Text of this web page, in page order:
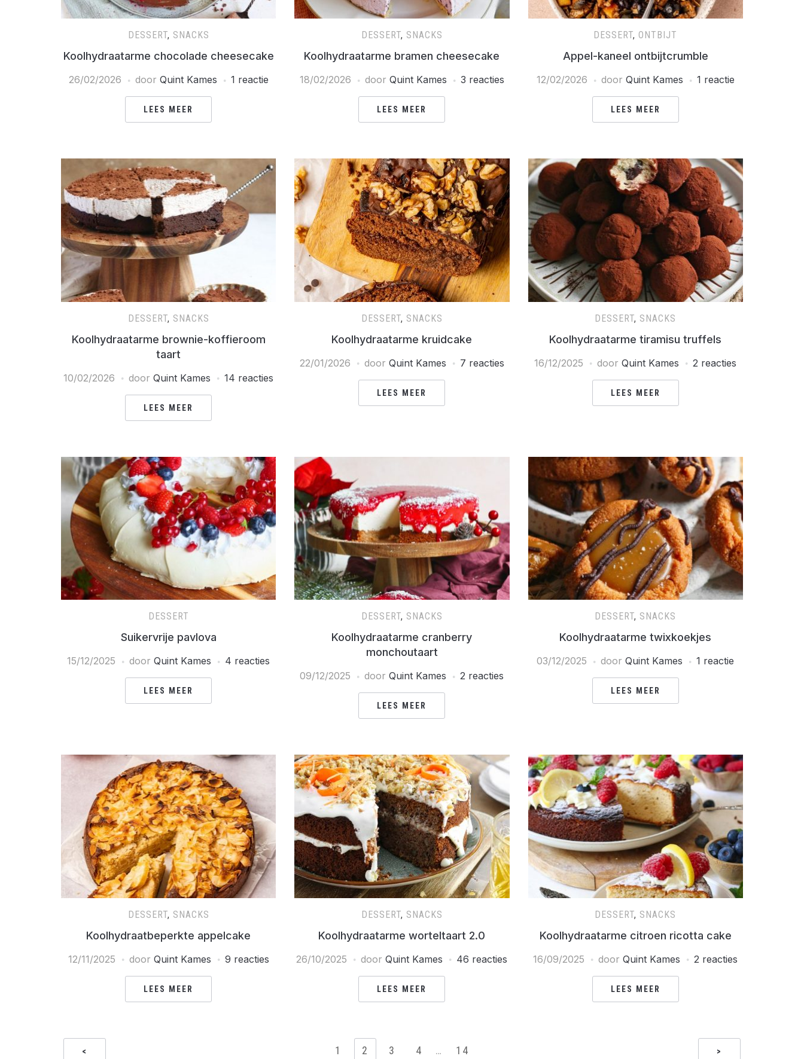
DESSERT, SNACKS
Koolhydraatarme chocolade cheesecake
26/02/2026 door Quint Kames 1 reactie
LEES MEER
DESSERT, SNACKS
Koolhydraatarme bramen cheesecake
18/02/2026 door Quint Kames 3 reacties
LEES MEER
DESSERT, ONTBIJT
Appel-kaneel ontbijtcrumble
12/02/2026 door Quint Kames 1 reactie
LEES MEER
DESSERT, SNACKS
Koolhydraatarme brownie-koffieroom
taart
10/02/2026 doorQuint Kames 14 reacties
LEES MEER
DESSERT, SNACKS
Koolhydraatarme kruidcake
22/01/2026 door Quint Kames 7 reacties
LEES MEER
DESSERT, SNACKS
Koolhydraatarme tiramisu truffels
16/12/2025 doorQuint Kames 2 reacties
LEES MEER
DESSERT
Suikervrije pavlova
15/12/2025 doorQuint Kames 4 reacties
LEES MEER
DESSERT, SNACKS
Koolhydraatarme cranberry
monchoutaart
09/12/2025 doorQuint Kames 2 reacties
LEES MEER
DESSERT, SNACKS
Koolhydraatarme twixkoekjes
03/12/2025 doorQuint Kames 1 reactie
LEES MEER
DESSERT, SNACKS
Koolhydraatbeperkte appelcake
12/11/2025 door Quint Kames 9 reacties
LEES MEER
DESSERT, SNACKS
Koolhydraatarme worteltaart 2.0
26/10/2025 doorQuint Kames 46 reacties
LEES MEER
DESSERT, SNACKS
Koolhydraatarme citroen ricotta cake
16/09/2025 doorQuint Kames 2 reacties
LEES MEER
< 1 2 3 4 … 14 >